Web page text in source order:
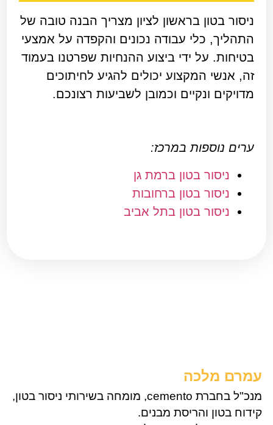
ניסור בטון בראשון לציון מצריך הבנה טובה של
התהליך, כלי עבודה נכונים והקפדה על אמצעי
בטיחות. על ידי ביצוע ההנחיות שפרטנו בעמוד
זה, אנשי המקצוע יכולים להגיע לחיתוכים
מדויקים ונקיים וכמובן לשביעות רצונכם.
ערים נוספות במרכז:
ניסור בטון ברמת גן
ניסור בטון ברחובות
ניסור בטון בתל אביב
עמרם מלכה
מנכ"ל בחברת cemento, מומחה בשירותי ניסור בטון,
קידוח בטון והריסת מבנים.